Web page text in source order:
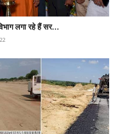
लगा रहे हैं सर...
22